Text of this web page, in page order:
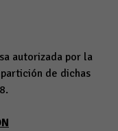
autorizada por la
de dichas